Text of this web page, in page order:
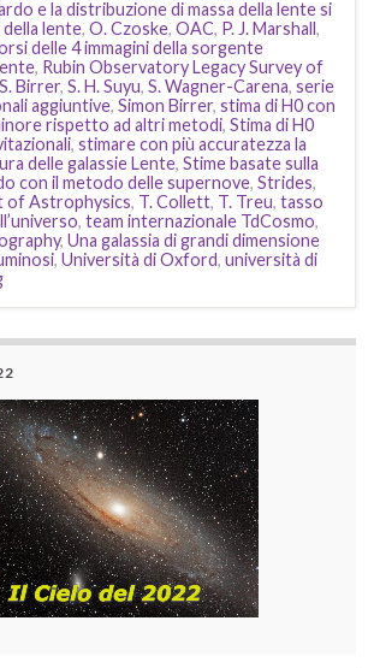
e la distribuzione di massa della lente si
della lente, O. Czoske, OAC, P. J. Marshall,
delle 4 immagini della sorgente
, Rubin Observatory Legacy Survey of
S. Birrer, S. H. Suyu, S. Wagner-Carena, serie
aggiuntive, Simon Birrer, stima di H0 con
rispetto ad altri metodi, Stima di H0
, stimare con più accuratezza la
delle galassie Lente, Stime basate sulla
con il metodo delle supernove, Strides,
of Astrophysics, T. Collett, T. Treu, tasso
, team internazionale TdCosmo,
, Una galassia di grandi dimensione
, Università di Oxford, università di